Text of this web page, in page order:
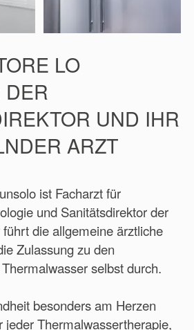
LO
UND IHR
ARZT
ist Facharzt für
und Sanitätsdirektor der
die allgemeine ärztliche
Zulassung zu den
selbst durch.
besonders am Herzen
jeder Thermalwassertherapie,